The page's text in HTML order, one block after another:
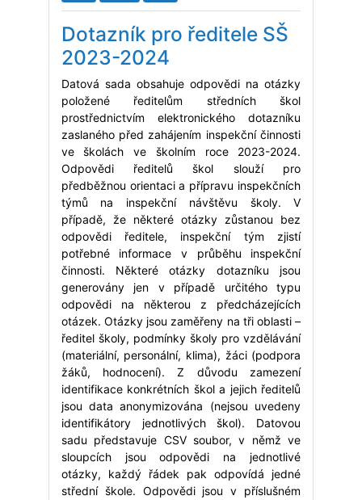
Dotazník pro ředitele SŠ
2023-2024
Datová sada obsahuje odpovědi na otázky
položené ředitelům středních škol
prostřednictvím elektronického dotazníku
zaslaného před zahájením inspekční činnosti
ve školách ve školním roce 2023-2024.
Odpovědi ředitelů škol slouží pro
předběžnou orientaci a přípravu inspekčních
týmů na inspekční návštěvu školy. V
případě, že některé otázky zůstanou bez
odpovědi ředitele, inspekční tým zjistí
potřebné informace v průběhu inspekční
činnosti. Některé otázky dotazníku jsou
generovány jen v případě určitého typu
odpovědi na některou z předcházejících
otázek. Otázky jsou zaměřeny na tři oblasti –
ředitel školy, podmínky školy pro vzdělávání
(materiální, personální, klima), žáci (podpora
žáků, hodnocení). Z důvodu zamezení
identifikace konkrétních škol a jejich ředitelů
jsou data anonymizována (nejsou uvedeny
identifikátory jednotlivých škol). Datovou
sadu představuje CSV soubor, v němž ve
sloupcích jsou odpovědi na jednotlivé
otázky, každý řádek pak odpovídá jedné
střední škole. Odpovědi jsou v příslušném